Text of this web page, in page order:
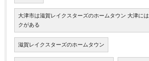
大津市は滋賀レイクスターズのホームタウン 大津に
クがある
滋賀レイクスターズのホームタウン